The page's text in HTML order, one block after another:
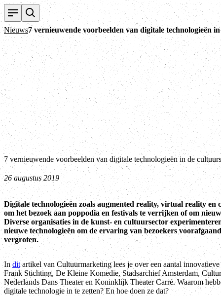
Nieuws7 vernieuwende voorbeelden van digitale technologieën
7 vernieuwende voorbeelden van digitale technologieën in de
26 augustus 2019
Digitale technologieën zoals augmented reality, virtual reality en
om het bezoek aan poppodia en festivals te verrijken of om
Diverse organisaties in de kunst- en cultuursector
nieuwe technologieën om de ervaring van bezoekers
vergroten.
Inditartikel van Cultuurmarketing lees je over een aantal
Frank Stichting, De Kleine Komedie, Stadsarchief Amsterdam,
Nederlands Dans Theater en Koninklijk Theater Carré. Waarom
digitale technologie in te zetten? En hoe doen ze dat?